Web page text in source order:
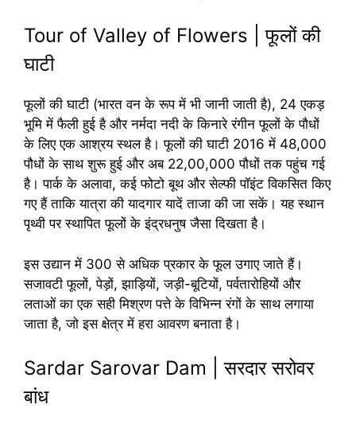
Tour of Valley of Flowers | फूलों की
घाटी
फूलों की घाटी (भारत वन के रूप में भी जानी जाती है), 24 एकड़
भूमि में फैली हुई है और नर्मदा नदी के किनारे रंगीन फूलों के पौधों
के लिए एक आश्रय स्थल है। फूलों की घाटी 2016 में 48,000
पौधों के साथ शुरू हुई और अब 22,00,000 पौधों तक पहुंच गई
है। पार्क के अलावा, कई फोटो बूथ और सेल्फी पॉइंट विकसित किए
गए हैं ताकि यात्रा की यादगार यादें ताजा की जा सकें। यह स्थान
पृथ्वी पर स्थापित फूलों के इंद्रधनुष जैसा दिखता है।
इस उद्यान में 300 से अधिक प्रकार के फूल उगाए जाते हैं।
सजावटी फूलों, पेड़ों, झाड़ियों, जड़ी-बूटियों, पर्वतारोहियों और
लताओं का एक सही मिश्रण पत्ते के विभिन्न रंगों के साथ लगाया
जाता है, जो इस क्षेत्र में हरा आवरण बनाता है।
Sardar Sarovar Dam | सरदार सरोवर
बांध